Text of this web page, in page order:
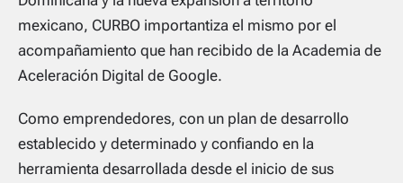
mexicano, CURBO importantiza el mismo por el
acompañamiento que han recibido de la Academia de
Aceleración Digital de Google.
Como emprendedores, con un plan de desarrollo
establecido y determinado y confiando en la
herramienta desarrollada desde el inicio de sus